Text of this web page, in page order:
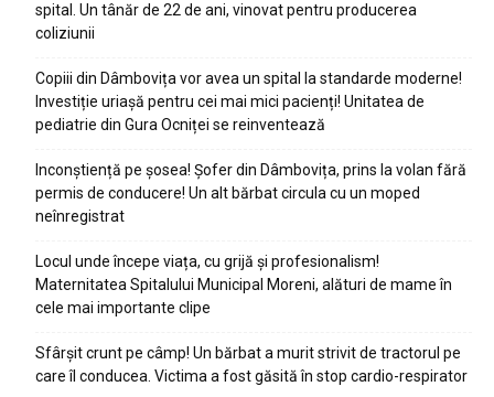
spital. Un tânăr de 22 de ani, vinovat pentru producerea
coliziunii
Copiii din Dâmbovița vor avea un spital la standarde moderne!
Investiție uriașă pentru cei mai mici pacienți! Unitatea de
pediatrie din Gura Ocniței se reinventează
Inconștiență pe șosea! Șofer din Dâmbovița, prins la volan fără
permis de conducere! Un alt bărbat circula cu un moped
neînregistrat
Locul unde începe viața, cu grijă și profesionalism!
Maternitatea Spitalului Municipal Moreni, alături de mame în
cele mai importante clipe
Sfârșit crunt pe câmp! Un bărbat a murit strivit de tractorul pe
care îl conducea. Victima a fost găsită în stop cardio-respirator